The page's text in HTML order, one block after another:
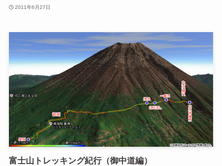
2011年6月27日
富士山トレッキング紀行（御中道編）